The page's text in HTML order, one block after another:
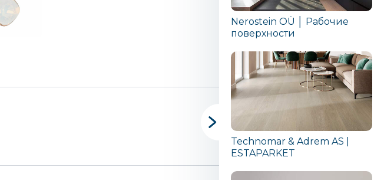
Nerostein OÜ │ Рабочие
поверхности
Technomar & Adrem AS |
ESTAPARKET